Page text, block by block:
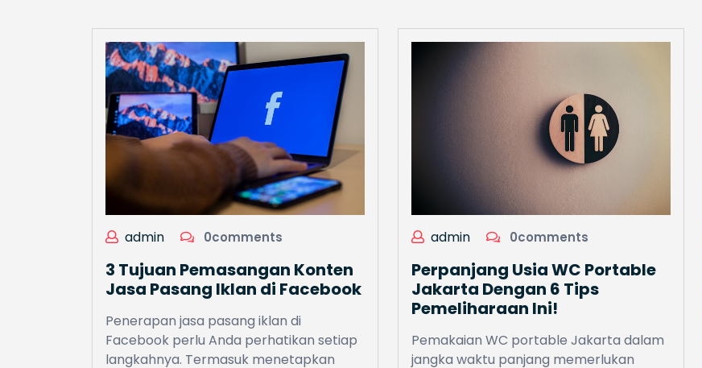
admin 0comments
3 Tujuan Pemasangan Konten
Jasa Pasang Iklan di Facebook
Penerapan jasa pasang iklan di
Facebook perlu Anda perhatikan setiap
langkahnya. Termasuk menetapkan
admin 0comments
Perpanjang Usia WC Portable
Jakarta Dengan 6 Tips
Pemeliharaan Ini!
Pemakaian WC portable Jakarta dalam
jangka waktu panjang memerlukan